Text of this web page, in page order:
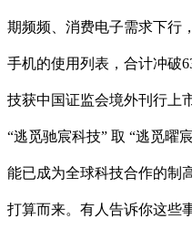
期频频、消费电子需求下行
手机的使用列表，合计冲
技获中国证监会境外刊行上
“逃觅驰宸科技” 取 “逃觅曜
能已成为全球科技合作的制
打算而来。有人告诉你这些事